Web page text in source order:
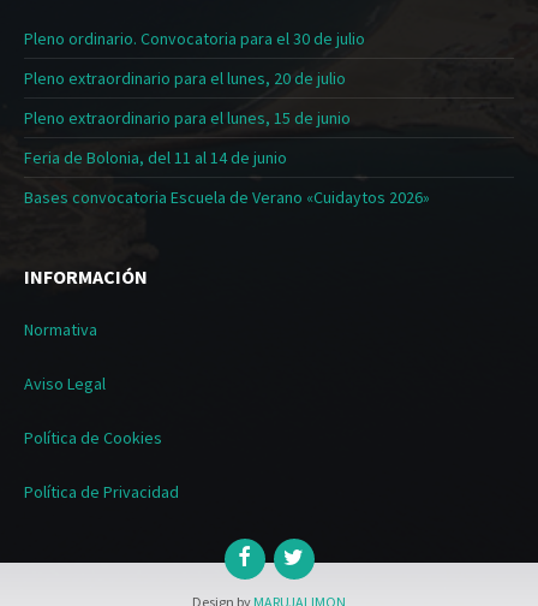
Pleno ordinario. Convocatoria para el 30 de julio
Pleno extraordinario para el lunes, 20 de julio
Pleno extraordinario para el lunes, 15 de junio
Feria de Bolonia, del 11 al 14 de junio
Bases convocatoria Escuela de Verano «Cuidaytos 2026»
INFORMACIÓN
Normativa
Aviso Legal
Política de Cookies
Política de Privacidad
Design by MARUJALIMON